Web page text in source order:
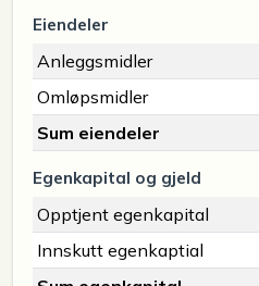
Eiendeler
Anleggsmidler
Omløpsmidler
Sum eiendeler
Egenkapital og gjeld
Opptjent egenkapital
Innskutt egenkaptial